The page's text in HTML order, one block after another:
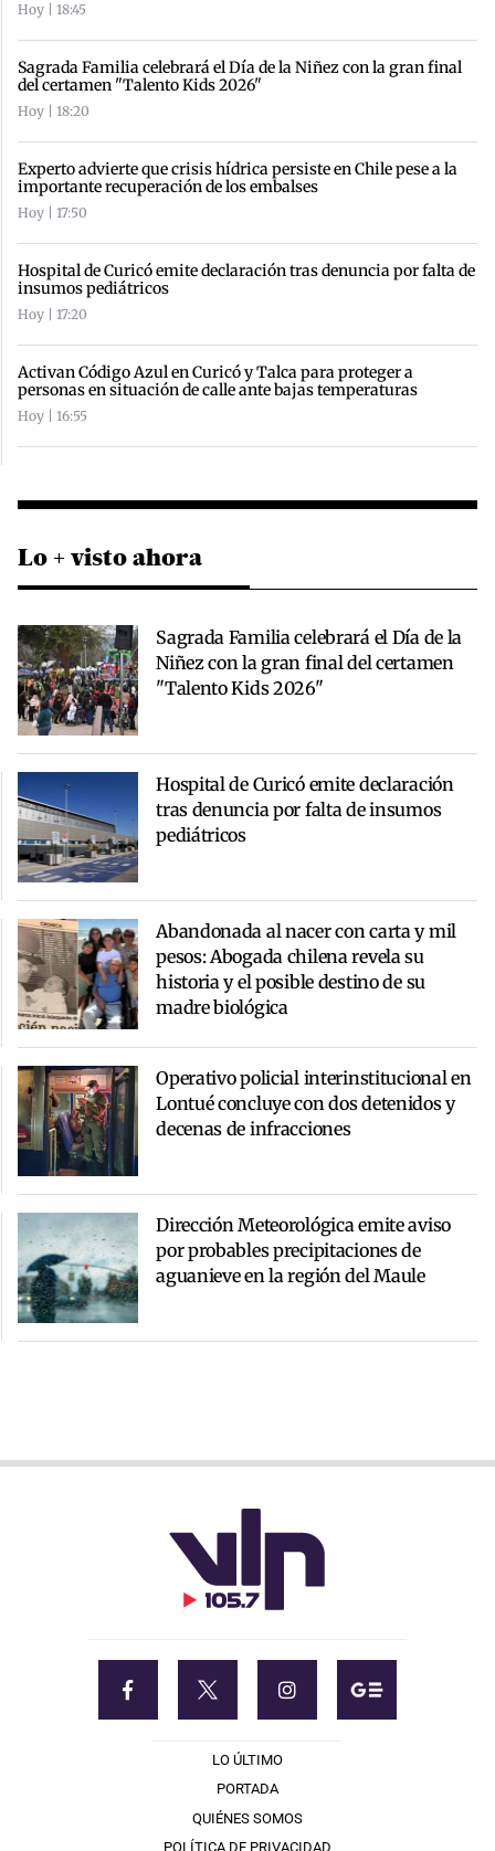
Hoy | 18:45
Sagrada Familia celebrará el Día de la Niñez con la gran final
del certamen "Talento Kids 2026"
Hoy | 18:20
Experto advierte que crisis hídrica persiste en Chile pese a la
importante recuperación de los embalses
Hoy | 17:50
Hospital de Curicó emite declaración tras denuncia por falta de
insumos pediátricos
Hoy | 17:20
Activan Código Azul en Curicó y Talca para proteger a
personas en situación de calle ante bajas temperaturas
Hoy | 16:55
Lo + visto ahora
Sagrada Familia celebrará el Día de la
Niñez con la gran final del certamen
"Talento Kids 2026"
Hospital de Curicó emite declaración
tras denuncia por falta de insumos
pediátricos
Abandonada al nacer con carta y mil
pesos: Abogada chilena revela su
historia y el posible destino de su
madre biológica
Operativo policial interinstitucional en
Lontué concluye con dos detenidos y
decenas de infracciones
Dirección Meteorológica emite aviso
por probables precipitaciones de
aguanieve en la región del Maule
LO ÚLTIMO
PORTADA
QUIÉNES SOMOS
POLÍTICA DE PRIVACIDAD